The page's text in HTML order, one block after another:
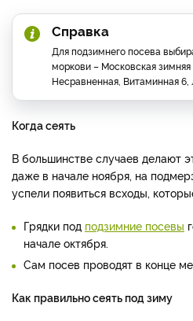
Справка
Для подзимнего посева
моркови – Московская зимняя
Несравненная, Витаминная 6,
Когда сеять
В большинстве случаев делают
даже в начале ноября, на
успели появиться всходы,
Грядки под подзимние посевы
начале октября.
Сам посев проводят в конце
Как правильно сеять под зиму